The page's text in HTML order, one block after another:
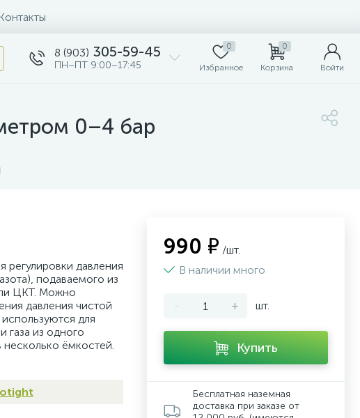
8 (903) 305-59-45
ПН–ПТ 9:00–17:45
0
Избранное
0
Корзина Войти
0–4 бар
регулировки давления
подаваемого из
ЦКТ. Можно
давления чистой
для
газа из одного
несколько ёмкостей.
990 ₽ /шт.
В наличии много
- + шт.
Купить
Бесплатная наземная
доставка при заказе от